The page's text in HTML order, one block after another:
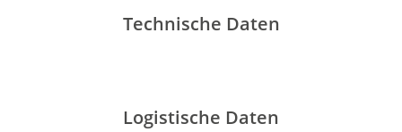
Technische Daten
Logistische Daten